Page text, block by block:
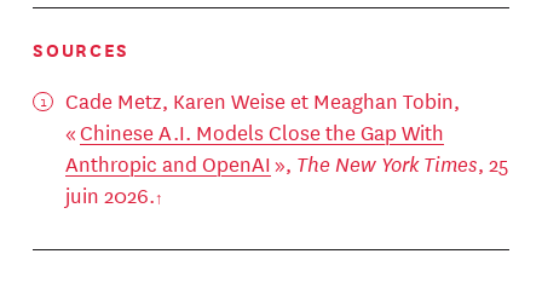
SOURCES
Cade Metz, Karen Weise et Meaghan Tobin,
«Chinese A.I. Models Close the Gap With
Anthropic and OpenAI », The New York Times, 25
juin 2026.